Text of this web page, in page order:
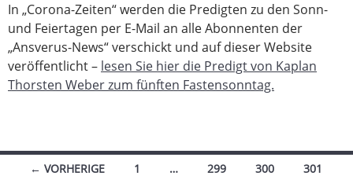
In „Corona-Zeiten“ werden die Predigten zu den Sonn-
und Feiertagen per E-Mail an alle Abonnenten der
„Ansverus-News“ verschickt und auf dieser Website
veröffentlicht – lesen Sie hier die Predigt von Kaplan
Thorsten Weber zum fünften Fastensonntag.
Beitragsnavigation
← VORHERIGE 1 … 299 300 301